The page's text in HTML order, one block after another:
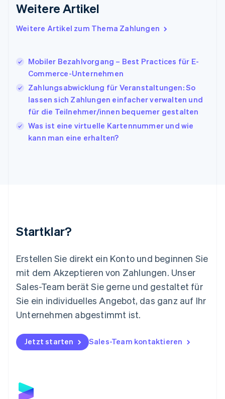
Weitere Artikel
Weitere Artikel zum Thema Zahlungen
Mobiler Bezahlvorgang – Best Practices für E-
Commerce-Unternehmen
Zahlungsabwicklung für Veranstaltungen: So
lassen sich Zahlungen einfacher verwalten und
für die Teilnehmer/innen bequemer gestalten
Was ist eine virtuelle Kartennummer und wie
kann man eine erhalten?
Startklar?
Erstellen Sie direkt ein Konto und beginnen Sie
mit dem Akzeptieren von Zahlungen. Unser
Sales-Team berät Sie gerne und gestaltet für
Sie ein individuelles Angebot, das ganz auf Ihr
Unternehmen abgestimmt ist.
Jetzt starten Sales-Team kontaktieren
Irland
Italien
日本語 English
EnglishFrançais
Kroatien
EnglishItaliano
Lettland
Liechtenstein
DeutschEnglish
Mexiko
English
Niederlande
Nederlands English
Norwegen
English
Österreich
Polen
English
Portugal
Schweden